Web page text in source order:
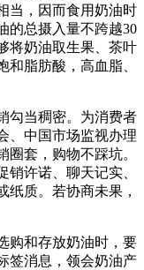
当，因而食用奶油时
的总摄入量不跨越30
将奶油取生果、茶叶
脂肪酸，高血脂、
当稠密。为消费者
、中国市场监视办理
套，购物不踩坑。
许诺、聊天记实、
纸质。若协商未果，
和存放奶油时，要
签消息，领会奶油产